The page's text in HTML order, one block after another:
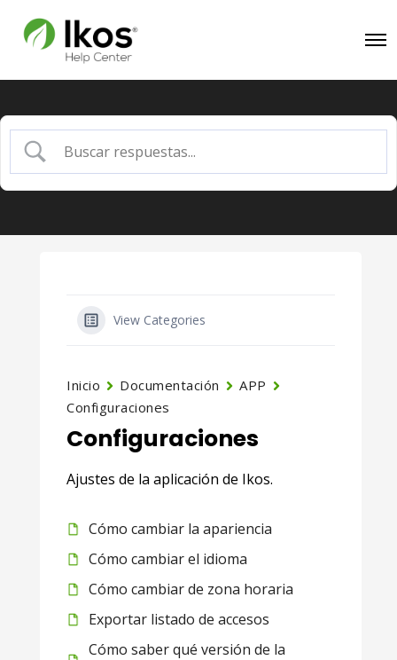
View Categories
Inicio Documentación
APP
Configuraciones
Configuraciones
Ajustes de la aplicación de Ikos.
Cómo cambiar la apariencia
Cómo cambiar el idioma
Cómo cambiar de zona horaria
Exportar listado de accesos
Cómo saber qué versión de la